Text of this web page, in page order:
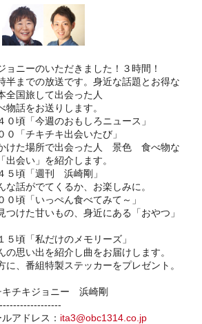
ョニーのいただきました！３時間！
半までの放送です。身近な話題とお得な
全国旅して出会った人
話をお送りします。
頃「今週のおもしろニュース」
「チキチキ出会いたび」
けた場所で出会った人 景色 食べ物な
出会い」を紹介します。
５頃「週刊 浜崎剛」
話がでてくるか、お楽しみに。
頃「いっぺん食べてみて～」
けた甘いもの、身近にある「おやつ」
頃「私だけのメモリーズ」
思い出を紹介し曲をお届けします。
、番組特製ステッカーをプレゼント。
キチキジョニー 浜崎剛
アドレス： ita3@obc1314.co.jp